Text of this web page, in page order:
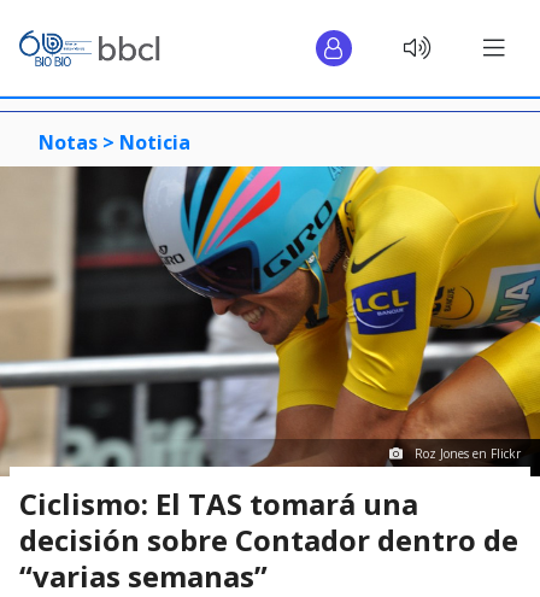
Notas > Noticia
Roz Jones en Flickr
Ciclismo: El TAS tomará una
decisión sobre Contador dentro de
“varias semanas”